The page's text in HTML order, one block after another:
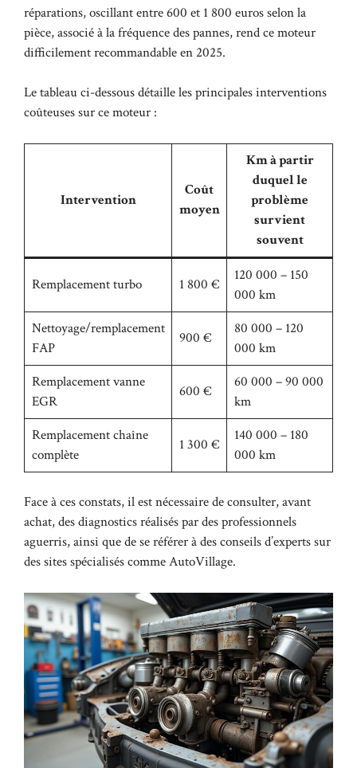
réparations, oscillant entre 600 et 1 800 euros selon la
pièce, associé à la fréquence des pannes, rend ce moteur
difficilement recommandable en 2025.
Le tableau ci-dessous détaille les principales interventions
coûteuses sur ce moteur :
Intervention
Coût
moyen
Km à partir
duquel le
problème
survient
souvent
Remplacement turbo 1 800 €
120 000 – 150
000 km
Nettoyage/remplacement
FAP
900 €
80 000 – 120
000 km
Remplacement vanne
EGR
600 €
60 000 – 90 000
km
Remplacement chaîne
complète
1 300 €
140 000 – 180
000 km
Face à ces constats, il est nécessaire de consulter, avant
achat, des diagnostics réalisés par des professionnels
aguerris, ainsi que de se référer à des conseils d’experts sur
des sites spécialisés commeAutoVillage.